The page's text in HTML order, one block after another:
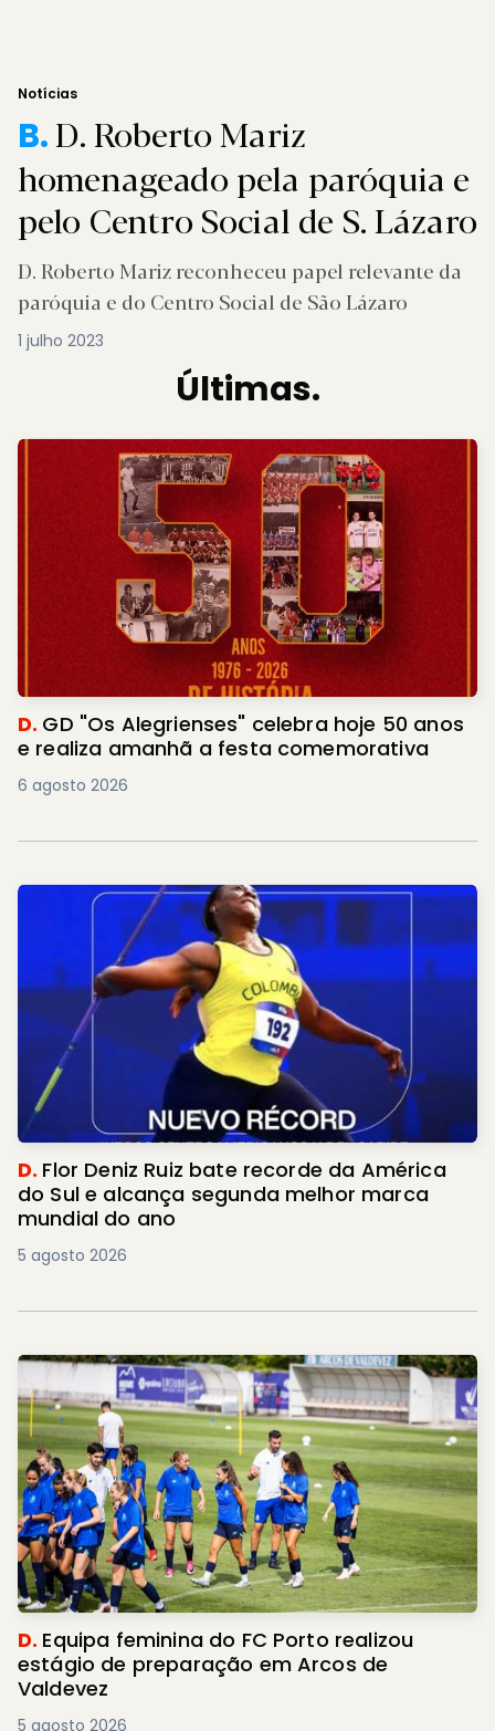
Notícias
B.D. Roberto Mariz
homenageado pela paróquia e
pelo Centro Social de S. Lázaro
D. Roberto Mariz reconheceu papel relevante da
paróquia e do Centro Social de São Lázaro
1 julho 2023
Últimas.
D. GD "Os Alegrienses" celebra hoje 50 anos
e realiza amanhã a festa comemorativa
6 agosto 2026
D. Flor Deniz Ruiz bate recorde da América
do Sul e alcança segunda melhor marca
mundial do ano
5 agosto 2026
D. Equipa feminina do FC Porto realizou
estágio de preparação em Arcos de
Valdevez
5 agosto 2026